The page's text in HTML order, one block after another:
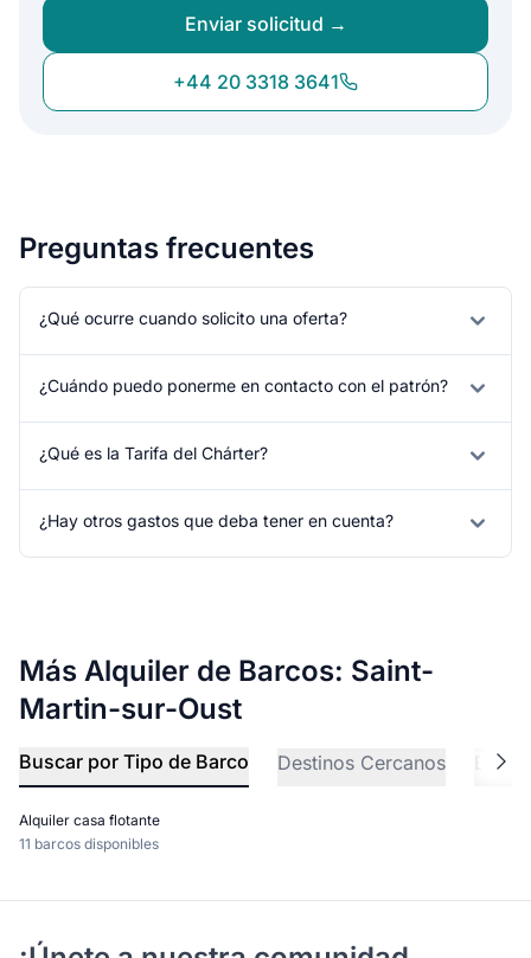
Enviar solicitud →
+44 20 3318 3641
Preguntas frecuentes
¿Qué ocurre cuando solicito una oferta?
¿Cuándo puedo ponerme en contacto con el patrón?
¿Qué es la Tarifa del Chárter?
¿Hay otros gastos que deba tener en cuenta?
Más Alquiler de Barcos: Saint-
Martin-sur-Oust
Buscar por Tipo de Barco Destinos Cercanos
Alquiler casa flotante
11 barcos disponibles